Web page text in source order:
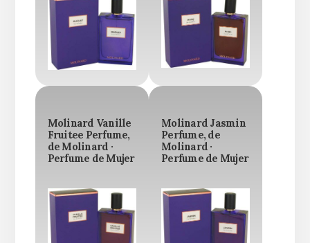
Molinard Vanille
Fruitee Perfume,
de Molinard ·
Perfume de Mujer
Molinard Jasmin
Perfume, de
Molinard ·
Perfume de Mujer